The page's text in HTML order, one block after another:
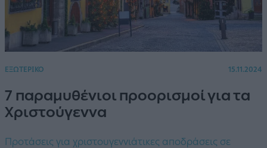
ΕΞΩΤΕΡΙΚΟ 15.11.2024
7 παραμυθένιοι προορισμοί για τα
Χριστούγεννα
Προτάσεις για χριστουγεννιάτικες αποδράσεις σε